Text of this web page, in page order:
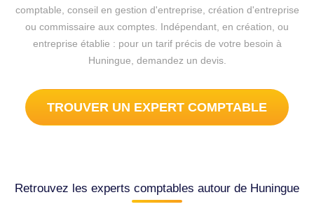
comptable, conseil en gestion d'entreprise, création d'entreprise
ou commissaire aux comptes. Indépendant, en création, ou
entreprise établie : pour un tarif précis de votre besoin à
Huningue, demandez un devis.
TROUVER UN EXPERT COMPTABLE
Retrouvez les experts comptables autour de Huningue